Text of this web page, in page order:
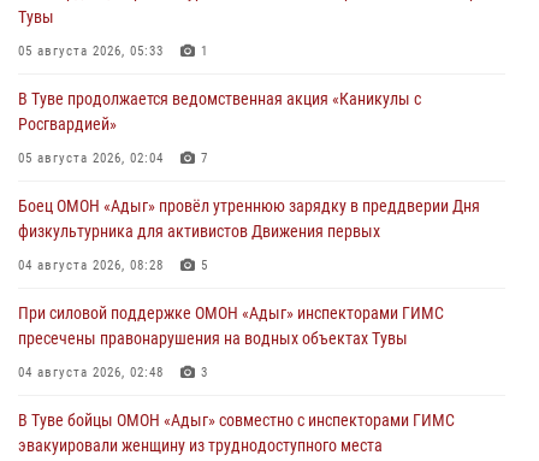
Тувы
05 августа 2026, 05:33 1
В Туве продолжается ведомственная акция «Каникулы с
Росгвардией»
05 августа 2026, 02:04 7
Боец ОМОН «Адыг» провёл утреннюю зарядку в преддверии Дня
физкультурника для активистов Движения первых
04 августа 2026, 08:28 5
При силовой поддержке ОМОН «Адыг» инспекторами ГИМС
пресечены правонарушения на водных объектах Тувы
04 августа 2026, 02:48 3
В Туве бойцы ОМОН «Адыг» совместно с инспекторами ГИМС
эвакуировали женщину из труднодоступного места